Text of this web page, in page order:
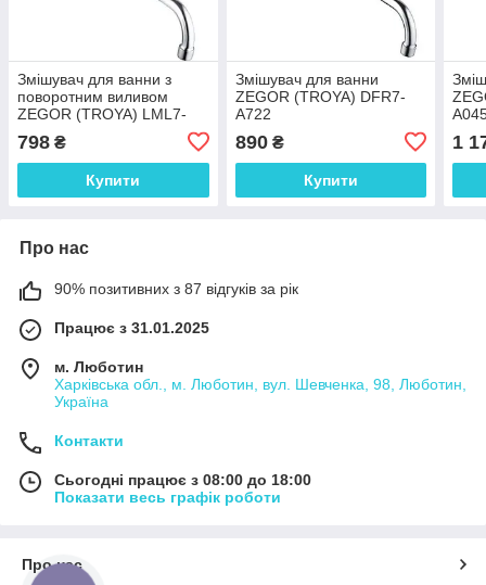
Змішувач для ванни з
поворотним виливом
ZEGOR (TROYA) LML7-
798 ₴
Купити
Змішувач для ванни
ZEGOR (TROYA) DFR7-
A722
890₴
Купити
1
Про нас
90% позитивних з 87 відгуків за рік
Працює з 31.01.2025
м. Люботин
Харківська обл., м. Люботин, вул. Шевченка, 98, Люботин,
Україна
Контакти
Сьогодні працює з 08:00 до 18:00
Показати весь графік роботи
Про нас